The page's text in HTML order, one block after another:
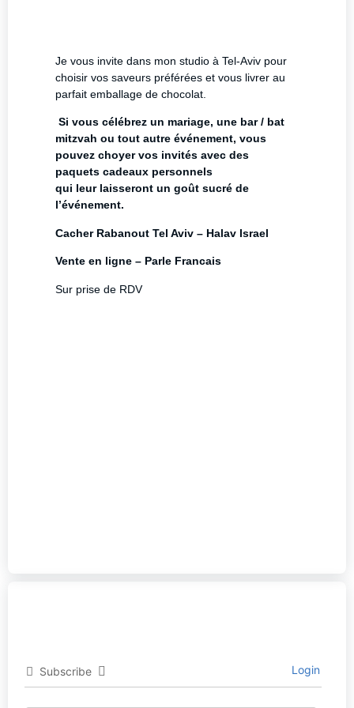
Je vous invite dans mon studio à Tel-Aviv pour
choisir vos saveurs préférées et vous livrer au
parfait emballage de chocolat.
Si vous célébrez un mariage, une bar / bat
mitzvah ou tout autre événement, vous
pouvez choyer vos invités avec des
paquets cadeaux personnels
qui leur laisseront un goût sucré de
l’événement.
Cacher Rabanout Tel Aviv – Halav Israel
Vente en ligne – Parle Francais
Sur prise de RDV
Subscribe Login